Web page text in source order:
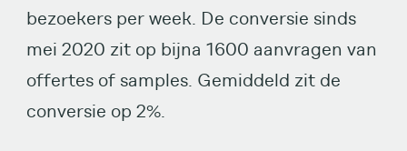
bezoekers per week. De conversie sinds
mei 2020 zit op bijna 1600 aanvragen van
offertes of samples. Gemiddeld zit de
conversie op 2%.